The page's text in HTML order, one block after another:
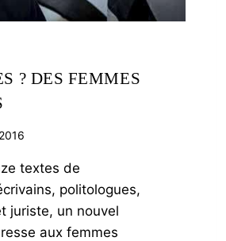
? DES FEMMES
textes de
politologues,
juriste, un nouvel
aux femmes